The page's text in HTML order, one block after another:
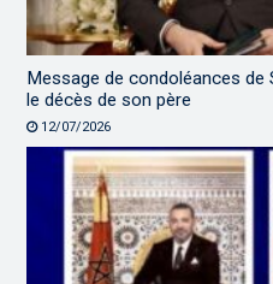
Message de condoléances de
le décès de son père
12/07/2026